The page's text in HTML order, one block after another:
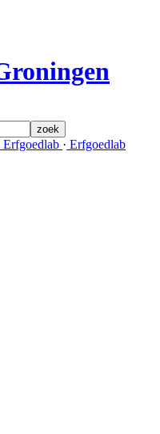
zoek
Erfgoedlab · Erfgoedlab